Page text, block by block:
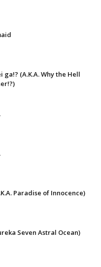
ga!? (A.K.A. Why the Hell
Paradise of Innocence)
Seven Astral Ocean)